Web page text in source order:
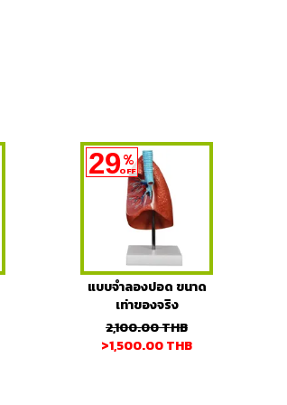
29%
OFF
แบบจำลองปอด ขนาด
เท่าของจริง
2,100.00THB
>1,500.00THB